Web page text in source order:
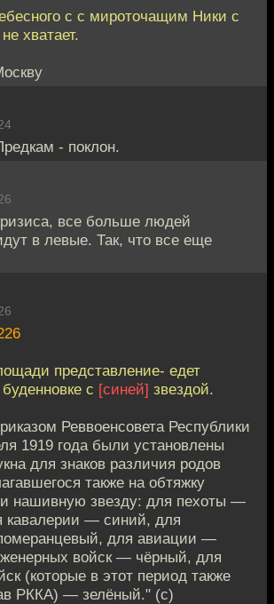
с с мироточащим Ники с
хватает.
- поклон.
все больше людей
в левые. Так, что все еще
представление- едет
с [синей] звездой.
Реввоенсовета Республики
1919 года были установлены
для знаков различия родов
также на обтяжку
нашивную звезду: для пехоты —
кавалерии — синий, для
для авиации —
войск — чёрный, для
(которые в этот период также
РККА) — зелёный." (c)